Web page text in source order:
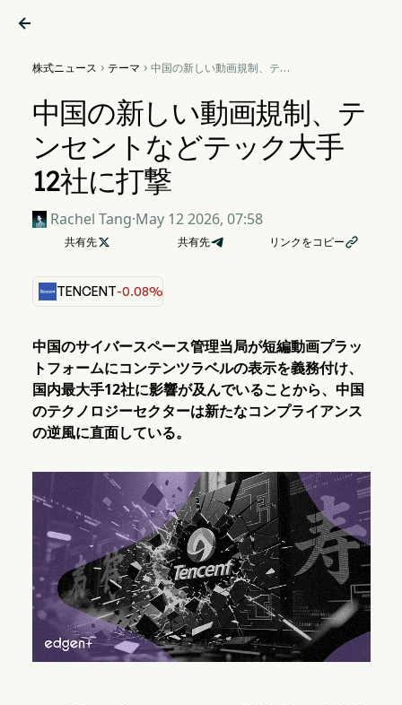

株式ニュース  テーマ  中国の新しい動画規制、テン
中国の新しい動画規制、テ
ンセントなどテック大手
12社に打撃
Rachel Tang·May 12 2026, 07:58
共有先 共有先 リンクをコピー
TENCENT-0.08%
中国のサイバースペース管理当局が短編動画プラッ
トフォームにコンテンツラベルの表示を義務付け、
国内最大手12社に影響が及んでいることから、中国
のテクノロジーセクターは新たなコンプライアンス
の逆風に直面している。